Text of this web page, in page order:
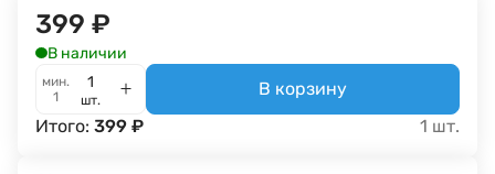
399 ₽
В наличии
мин.
1
шт.
В корзину
Итого: 399 ₽ 1 шт.